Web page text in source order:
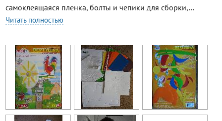
самоклеящаяся пленка, болты и чепики для сборки,...
Читать полностью